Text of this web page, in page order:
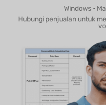
Windows •
Hubungi penjualan untuk